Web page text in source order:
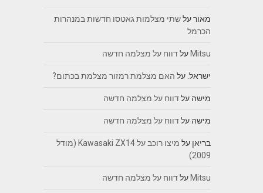
מאורעלשתי מצלמות גאטסו חדשות במנהרות
הכרמל
Mitsu עלדווח על מצלמה חדשה
ישראל. על האם מצלמת רמזור מצלמת בכתום?
מישה עלדווח על מצלמה חדשה
מישה עלדווח על מצלמה חדשה
בריאן על
מיצו רוכב על Kawasaki ZX14 (מודל
2009)
Mitsu עלדווח על מצלמה חדשה